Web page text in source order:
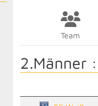
Team
2.Männer :